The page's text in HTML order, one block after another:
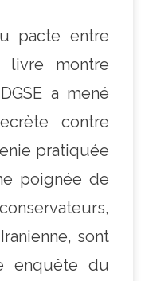
pacte entre
livre montre
a mené
contre
pratiquée
poignée de
sont
enquête du